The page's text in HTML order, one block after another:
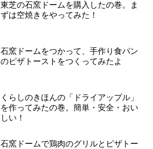
東芝の石窯ドームを購入したの巻。ま
ずは空焼きをやってみた！
石窯ドームをつかって、手作り食パン
のピザトーストをつくってみたよ
くらしのきほんの「ドライアップル」
を作ってみたの巻。簡単・安全・おい
しい！
石窯ドームで鶏肉のグリルとピザトー